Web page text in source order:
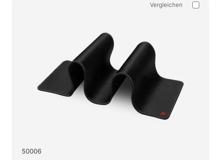
Taschenlampen
Sportartikel
Arbeitsplatz- und Wohnmöbel
Schreibtische für Zuhause und das Büro
Couchtische
Vergleichen
50006